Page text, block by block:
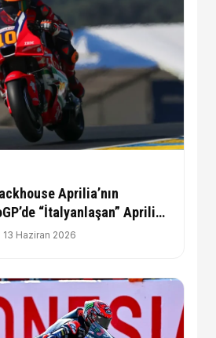
Aprilia’nın
“İtalyanlaşan” Aprilia
13 Haziran 2026